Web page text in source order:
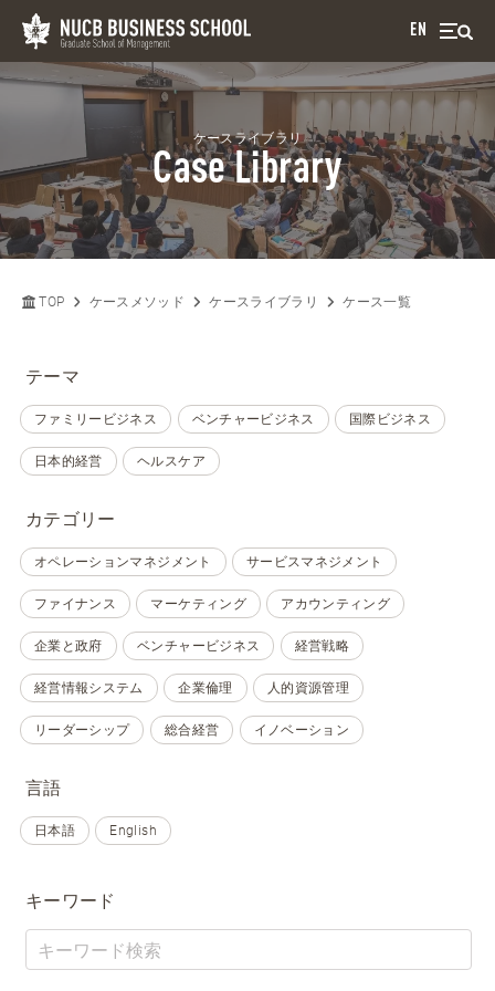
EN
ケースライブラリ
Case Library
TOP ケースメソッド ケースライブラリ ケース一覧
テーマ
ファミリービジネス ベンチャービジネス 国際ビジネス
日本的経営 ヘルスケア
カテゴリー
オペレーションマネジメント サービスマネジメント
ファイナンス マーケティング アカウンティング
企業と政府 ベンチャービジネス 経営戦略
経営情報システム 企業倫理 人的資源管理
リーダーシップ 総合経営 イノベーション
言語
日本語 English
キーワード